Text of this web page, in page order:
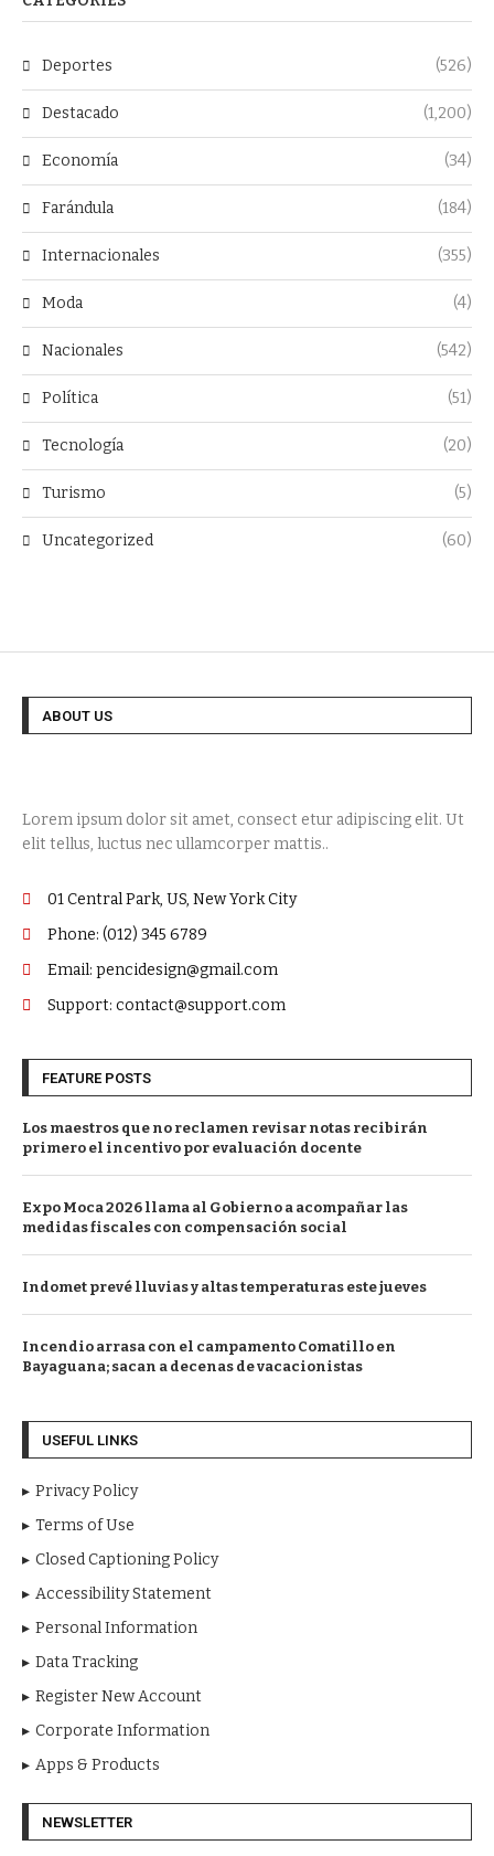
Deportes (526)
Destacado (1,200)
Economía (34)
Farándula (184)
Internacionales (355)
Moda (4)
Nacionales (542)
Política (51)
Tecnología (20)
Turismo (5)
Uncategorized (60)
ABOUT US
Lorem ipsum dolor sit amet, consect etur adipiscing elit. Ut
elit tellus, luctus nec ullamcorper mattis..
01 Central Park, US, New York City
Phone: (012) 345 6789
Email: pencidesign@gmail.com
Support: contact@support.com
FEATURE POSTS
Los maestros que no reclamen revisar notas recibirán
primero el incentivo por evaluación docente
Expo Moca 2026 llama al Gobierno a acompañar las
medidas fiscales con compensación social
Indomet prevé lluvias y altas temperaturas este jueves
Incendio arrasa con el campamento Comatillo en
Bayaguana; sacan a decenas de vacacionistas
USEFUL LINKS
Privacy Policy
Terms of Use
Closed Captioning Policy
Accessibility Statement
Personal Information
Data Tracking
Register New Account
Corporate Information
Apps & Products
NEWSLETTER